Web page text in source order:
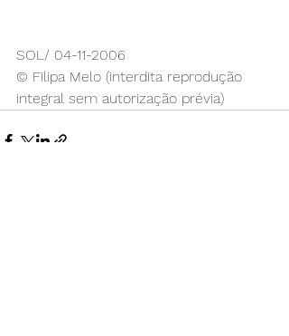
SOL/ 04-11-2006
© Filipa Melo (interdita reprodução
integral sem autorização prévia)